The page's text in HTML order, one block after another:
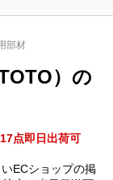
部材
）の
17点即日出荷可
ECショップの掲